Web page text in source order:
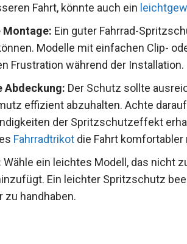
Fahrt, könnte auch ein
Montage: Ein guter Fahrrad-
Modelle mit einfachen Clip-
Frustration während der
Abdeckung: Der Schutz sollte
und Schmutz effizient
der Spritzschutzeffekt
Fahrradtrikot die Fahrt komfortabler
Wähle ein leichtes Modell, das nicht
Ein leichter Spritzschutz
zu handhaben.